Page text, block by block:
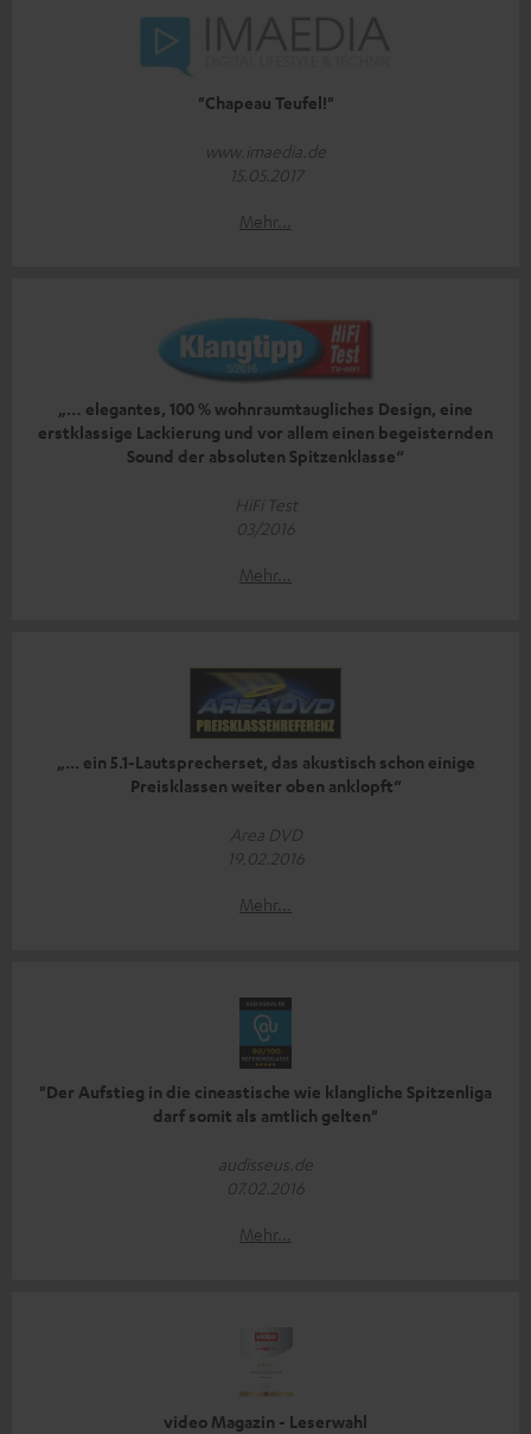
"Chapeau Teufel!"
www.imaedia.de
15.05.2017
Mehr...
„… elegantes, 100 % wohnraumtaugliches Design, eine
erstklassige Lackierung und vor allem einen begeisternden
Sound der absoluten Spitzenklasse“
HiFi Test
03/2016
Mehr...
„... ein 5.1-Lautsprecherset, das akustisch schon einige
Preisklassen weiter oben anklopft“
Area DVD
19.02.2016
Mehr...
"Der Aufstieg in die cineastische wie klangliche Spitzenliga
darf somit als amtlich gelten"
audisseus.de
07.02.2016
Mehr...
video Magazin - Leserwahl